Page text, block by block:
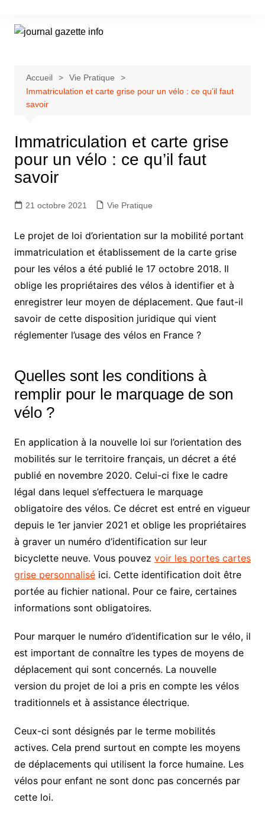
contenu
Accueil
Vie Pratique
Immatriculation et carte grise pour un vélo : ce qu’il faut
savoir
Immatriculation et carte grise
pour un vélo : ce qu’il faut
savoir
21 octobre 2021 Vie Pratique
Le projet de loi d’orientation sur la mobilité portant
immatriculation et établissement de la carte grise
pour les vélos a été publié le 17 octobre 2018. Il
oblige les propriétaires des vélos à identifier et à
enregistrer leur moyen de déplacement. Que faut-il
savoir de cette disposition juridique qui vient
réglementer l’usage des vélos en France ?
Quelles sont les conditions à
remplir pour le marquage de son
vélo ?
En application à la nouvelle loi sur l’orientation des
mobilités sur le territoire français, un décret a été
publié en novembre 2020. Celui-ci fixe le cadre
légal dans lequel s’effectuera le marquage
obligatoire des vélos. Ce décret est entré en vigueur
depuis le 1er janvier 2021 et oblige les propriétaires
à graver un numéro d’identification sur leur
bicyclette neuve. Vous pouvez voir les portes cartes
grise personnaliséici. Cette identification doit être
portée au fichier national. Pour ce faire, certaines
informations sont obligatoires.
Pour marquer le numéro d’identification sur le vélo, il
est important de connaître les types de moyens de
déplacement qui sont concernés. La nouvelle
version du projet de loi a pris en compte les vélos
traditionnels et à assistance électrique.
Ceux-ci sont désignés par le terme mobilités
actives. Cela prend surtout en compte les moyens
de déplacements qui utilisent la force humaine. Les
vélos pour enfant ne sont donc pas concernés par
cette loi.